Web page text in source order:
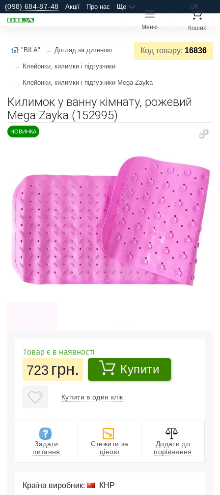
(098) 684-87-48 Акції Про нас Ще UK
Меню Кошик
Код товару: 16836
"BILA" Догляд за дитиною
Клейонки, килимки і підгузники
Клейонки, килимки і підгузники Mega Zayka
Килимок у ванну кімнату, рожевий
Mega Zayka (152995)
НОВИНКА
Товар є в наявності
723 грн. Купити
Купити в один клік
Задати
питання
Стежити за
ціною
Додати до
порівняння
Країна виробник:
КНР